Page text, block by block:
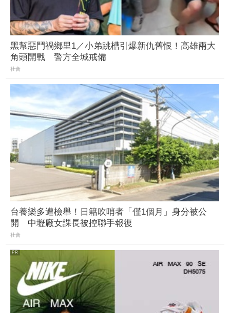
黑幫惡鬥禍鄉里1／小弟跳槽引爆新仇舊恨！高雄兩大
角頭開戰 警方全城戒備
社會
台養樂多遭檢舉！日籍吹哨者「僅1個月」身分被公
開 中壢廠女課長被控聯手報復
社會